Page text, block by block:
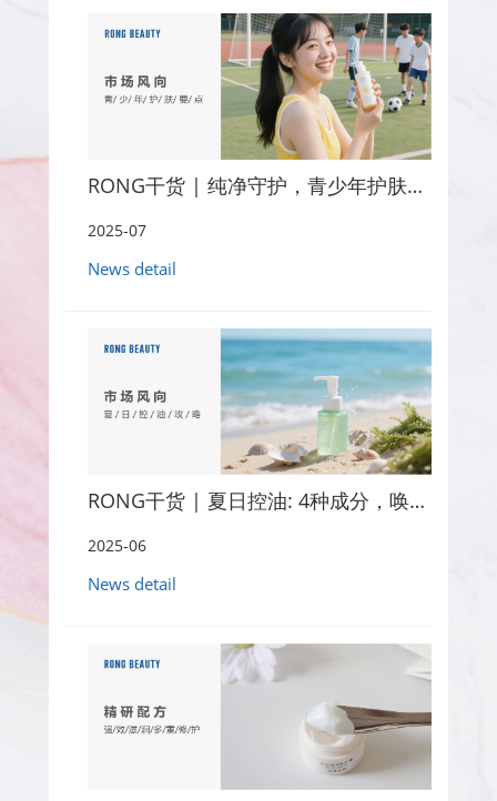
RONG干货 | 纯净守护，青少年护肤配方美学
2025-07
News detail
RONG干货 | 夏日控油: 4种成分，唤醒清爽肌
2025-06
News detail